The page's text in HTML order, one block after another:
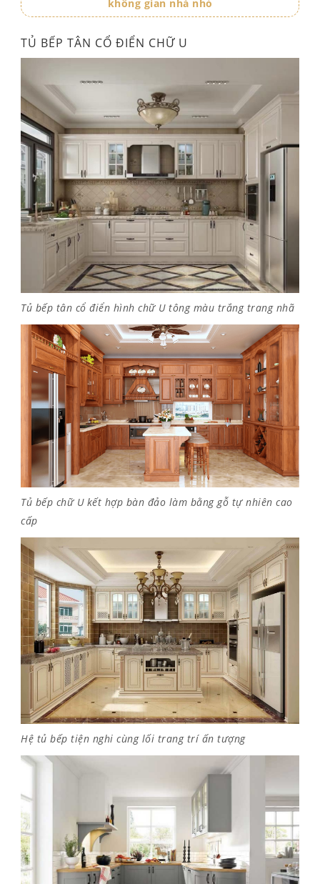
không gian nhà nhỏ
TỦ BẾP TÂN CỔ ĐIỂN CHỮ U
Tủ bếp tân cổ điển hình chữ U tông màu trắng trang nhã
Tủ bếp chữ U kết hợp bàn đảo làm bằng gỗ tự nhiên cao
cấp
Hệ tủ bếp tiện nghi cùng lối trang trí ấn tượng